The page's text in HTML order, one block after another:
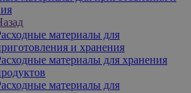
материалы для
и хранения
материалы для хранения
материалы для